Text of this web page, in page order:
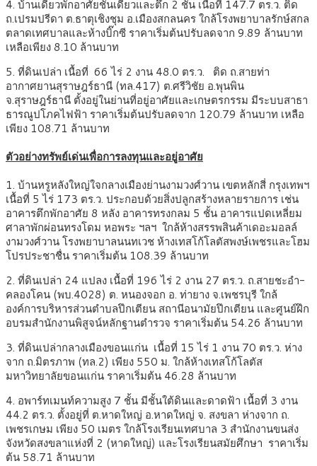
4. บ้านเดี่ยวพักอาศัยชั้นเดียวและตึก 2 ชั้น เนื้อที่ 147.7 ตร.ว. ติด
ถ.เปรมปรีดา ต.ธาตุเชิงชุม อ.เมืองสกลนคร ใกล้โรงพยาบาลรักษ์สกล
ตลาดเทศบาลและห้างบิ๊กซี ราคาเริ่มต้นปรับลดจาก 9.89 ล้านบาท
เหลือเพียง 8.10 ล้านบาท
5. ที่ดินเปล่า เนื้อที่ 66 ไร่ 2 งาน 48.0 ตร.ว. ติด ถ.สายท่า
อากาศยานสุราษฎร์ธานี (ทล.417) ต.ศรีวิชัย อ.พุนพิน
จ.สุราษฎร์ธานี ตั้งอยู่ในย่านที่อยู่อาศัยและเกษตรกรรม มีระบบสาธา
ธารณูปโภคไฟฟ้า ราคาเริ่มต้นปรับลดจาก 120.79 ล้านบาท เหลือ
เพียง 108.71 ล้านบาท
ตัวอย่างทรัพย์เด่นเพื่อการลงทุนและอยู่อาศัย
1. บ้านหรูหลังใหญ่ใจกลางเมืองย่านงามวงศ์วาน เขตหลักสี่ กรุงเทพฯ
เนื้อที่ 5 ไร่ 173 ตร.ว. ประกอบด้วยสิ่งปลูกสร้างหลายรายการ เช่น
อาคารตึกพักอาศัย 8 หลัง อาคารทรงกลม 5 ชั้น อาคารแปดเหลี่ยม
ศาลาพักผ่อนทรงโดม หอพระ ฯลฯ ใกล้ห้างสรรพสินค้าเดอะมอลล์
งามวงศ์วาน โรงพยาบาลนนทเวช ห้างเทสโก้โลตัสพงษ์เพชรและโฮม
โปรประชาชื่น ราคาเริ่มต้น 108.39 ล้านบาท
2. ที่ดินเปล่า 24 แปลง เนื้อที่ 196 ไร่ 2 งาน 27 ตร.ว. ถ.สายชะอำ-
คลองโคน (พบ.4028) ต. หนองจอก อ. ท่ายาง จ.เพชรบุรี ใกล้
องค์การบริหารส่วนตำบลปึกเตียน สถานีอนามัยปึกเตียน และศูนย์ฝึก
อบรมสำนักงานพิสูจน์หลักฐานตำรวจ ราคาเริ่มต้น 54.26 ล้านบาท
3. ที่ดินเปล่ากลางเมืองขอนแก่น เนื้อที่ 15 ไร่ 1 งาน 70 ตร.ว. ห่าง
จาก ถ.มิตรภาพ (ทล.2) เพียง 550 ม. ใกล้ห้างเทสโก้โลตัส
มหาวิทยาลัยขอนแก่น ราคาเริ่มต้น 46.28 ล้านบาท
4. อพาร์ทเมนท์ความสูง 7 ชั้น มีชั้นใต้ดินและดาดฟ้า เนื้อที่ 3 งาน
44.2 ตร.ว. ตั้งอยู่ที่ ต.หาดใหญ่ อ.หาดใหญ่ จ. สงขลา ห่างจาก ถ.
เพชรเกษม เพียง 50 เมตร ใกล้โรงเรียนเทศบาล 3 สำนักงานขนส่ง
จังหวัดสงขลาแห่งที่ 2 (หาดใหญ่) และโรงเรียนสมัยศึกษา ราคาเริ่ม
ต้น 58.71 ล้านบาท